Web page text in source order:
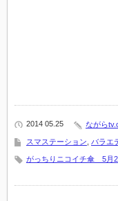
2014 05.25 ながら
スマステーション バラエ
がっちりニコイチ傘 5月